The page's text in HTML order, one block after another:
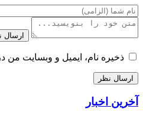
ارسال
ذخیره نام، ایمیل و وبسایت من
آخرین اخبار